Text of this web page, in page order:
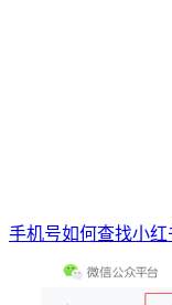
手机号如何查找小